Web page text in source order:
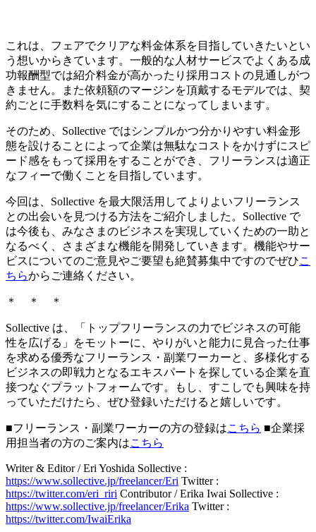
これは、フェアでクリアな料金体系を目指していきたいとい
う想いからきています。一般的な人材サービスでよくある成
功報酬型では紹介料金が高かったり採用コストの見通しがつ
きません。また依頼額のマージンを頂戴するモデルでは、契
約ごとに手数料を気にすることになってしまいます。
そのため、Sollective ではシンプルかつ分かりやすい料金形
態を設けることによって企業は無駄なコストをかけずにスピ
ード感をもって採用をすることができ、フリーランスは適正
なフィーで働くこと を目指しています。
今回は、Sollective を最大限活用してよりよいフリーランス
との出会いを見つける方法をご紹介しました。Sollective で
は今後も、みなさまのビジネスを実現していくための一助と
なるべく、さまざまな機能を開発していきます。機能やサー
ビスについてのご意見やご要望も絶賛募集中ですのでぜひこ
ちらからご連絡ください。
＊ ＊ ＊
Sollective は、「トップフリーランスの力でビジネスの可能
性を広げる」をモットーに、やりがいと能力に見合った仕事
を求める優秀なフリーランス・副業ワーカーと、多様化する
ビジネスの即戦力となるエキスパートを探している企業を直
接つなぐプラットフォームです。もし、すこしでも興味を持
っていただけたら、ぜひ登録いただけると嬉しいです。
■フリーランス・副業ワーカーの方の登録はこちら ■企業採
用担当者の方のご案内はこちら
Writer & Editor / Eri Yoshida Sollective :
https://www.sollective.jp/freelancer/Eri Twitter :
https://twitter.com/eri_riri Contributor / Erika Iwai Sollective :
https://www.sollective.jp/freelancer/Erika Twitter :
https://twitter.com/IwaiErika